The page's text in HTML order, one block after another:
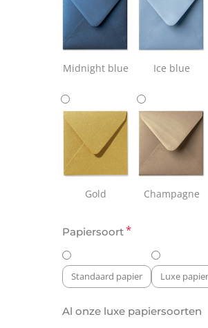
Midnight blue Ice blue
Gold Champagne
Papiersoort*
Standaard papier Luxe
Al onze luxe papiersoorten